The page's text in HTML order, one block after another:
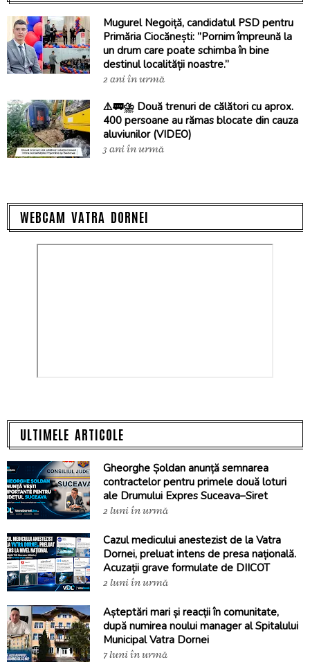
Mugurel Negoiță, candidatul PSD pentru
Primăria Ciocănești: ”Pornim împreună la
un drum care poate schimba în bine
destinul localității noastre.”
2 ani în urmă
⚠️🚃⛈️ Două trenuri de călători cu aprox.
400 persoane au rămas blocate din cauza
aluviunilor (VIDEO)
3 ani în urmă
WEBCAM VATRA DORNEI
ULTIMELE ARTICOLE
Gheorghe Șoldan anunță semnarea
contractelor pentru primele două loturi
ale Drumului Expres Suceava–Siret
2 luni în urmă
Cazul medicului anestezist de la Vatra
Dornei, preluat intens de presa națională.
Acuzații grave formulate de DIICOT
2 luni în urmă
Așteptări mari și reacții în comunitate,
după numirea noului manager al Spitalului
Municipal Vatra Dornei
7 luni în urmă